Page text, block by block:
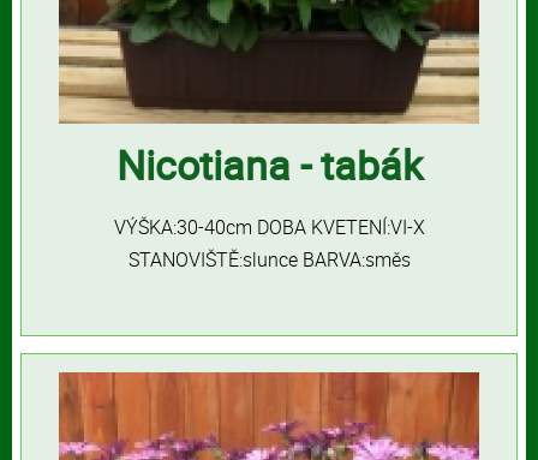
Nicotiana - tabák
VÝŠKA:30-40cm DOBA KVETENÍ:VI-X
STANOVIŠTĚ:slunce BARVA:směs